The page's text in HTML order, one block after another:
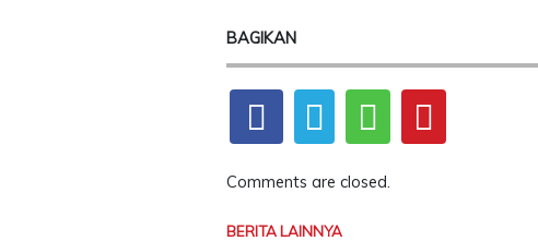
BAGIKAN
Comments are closed.
BERITA LAINNYA